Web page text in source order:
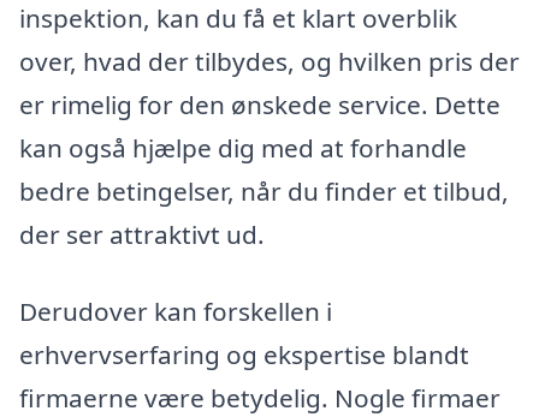
inspektion, kan du få et klart overblik
over, hvad der tilbydes, og hvilken pris der
er rimelig for den ønskede service. Dette
kan også hjælpe dig med at forhandle
bedre betingelser, når du finder et tilbud,
der ser attraktivt ud.
Derudover kan forskellen i
erhvervserfaring og ekspertise blandt
firmaerne være betydelig. Nogle firmaer